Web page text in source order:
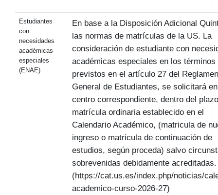
Estudiantes
con
necesidades
académicas
especiales
(ENAE)
En base a la Disposición Adicional
las normas de matrículas de la US. La
consideración de estudiante con
académicas especiales en los términos
previstos en el artículo 27 del
General de Estudiantes, se solicitará
centro correspondiente, dentro del
matrícula ordinaria establecido en el
Calendario Académico, (matricula de
ingreso o matricula de continuación de
estudios, según proceda) salvo
sobrevenidas debidamente
(https://cat.us.es/index.php/noticias/
academico-curso-2026-27)